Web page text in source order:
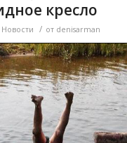
кресло
Новости / от denisarman